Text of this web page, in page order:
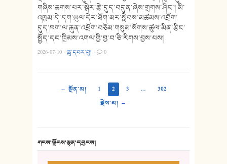
གཞིས་ཆགས་པར་སྒེར་རྩེ་དུད་བདུན་ཞེས་གྲགས་ཤིང་། མི་
འཁྱམ་དེ་དག་ཡུལ་དེར་ཐོག་མར་སླེབས་མཚམས་འབྲོག་
དུད་ཁག་ལ་རྐུན་འཕྲོག་བཅོམ་གསུམ་སོགས་ཚུལ་མིན་རྩིང་
སྤྱོད་དང་ཁྲིམས་འགལ་གྱི་བྱ་བ་ཅི་རིགས་བྱས་པས།
2026-07-10 ·ཆུ་དབར་བུ། · 0
← སྔོན་མ། 1 2 3 …
302
རྗེས་མ། →
གངས་ལྗོངས་སྙན་དབྱངས།